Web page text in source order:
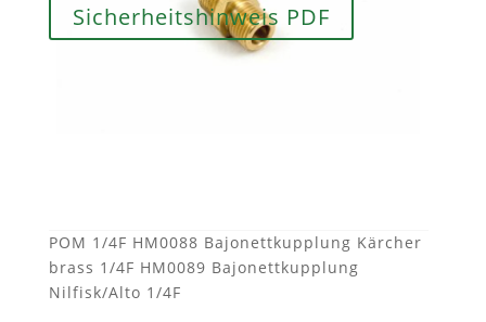
Sicherheitshinweis PDF
POM 1/4F HM0088 Bajonettkupplung Kärcher
brass 1/4F HM0089 Bajonettkupplung
Nilfisk/Alto 1/4F